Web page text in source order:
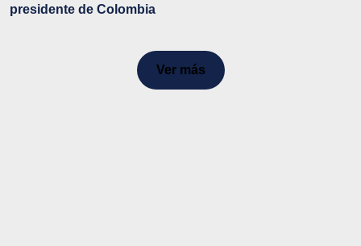
presidente de Colombia
Ver más